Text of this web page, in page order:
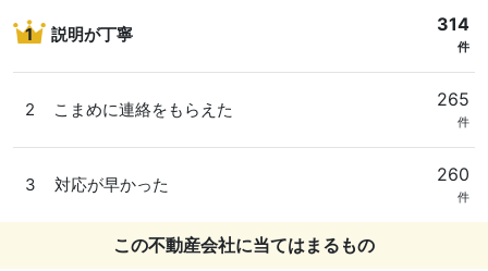
1 説明が丁寧 314
件
2 こまめに連絡をもらえた 265
件
3 対応が早かった 260
件
この不動産会社に当てはまるもの